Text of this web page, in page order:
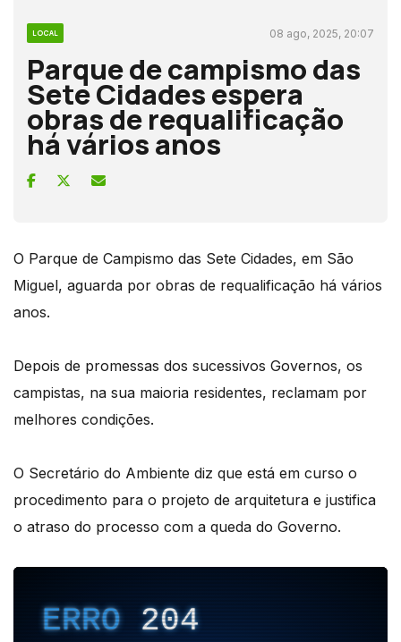
LOCAL 08 ago, 2025, 20:07
Parque de campismo das
Sete Cidades espera
obras de requalificação
há vários anos
O Parque de Campismo das Sete Cidades, em São
Miguel, aguarda por obras de requalificação há vários
anos.
Depois de promessas dos sucessivos Governos, os
campistas, na sua maioria residentes, reclamam por
melhores condições.
O Secretário do Ambiente diz que está em curso o
procedimento para o projeto de arquitetura e justifica
o atraso do processo com a queda do Governo.